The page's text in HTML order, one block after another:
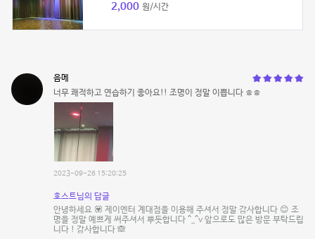
2,000 원/시간
음메
너무 쾌적하고 연습하기 좋아요!! 조명이 정말 이쁩니다 ㅎㅎ
2023-09-26 15:20:25
호스트님의 답글
안녕하세요 💟 제이엔터 계대점을 이용해 주셔서 정말 감사합니다 😊 조
명을 정말 예쁘게 써주셔서 뿌듯합니다 ^_^v 앞으로도 많은 방문 부탁드립
니다 ! 감사합니다 🙈